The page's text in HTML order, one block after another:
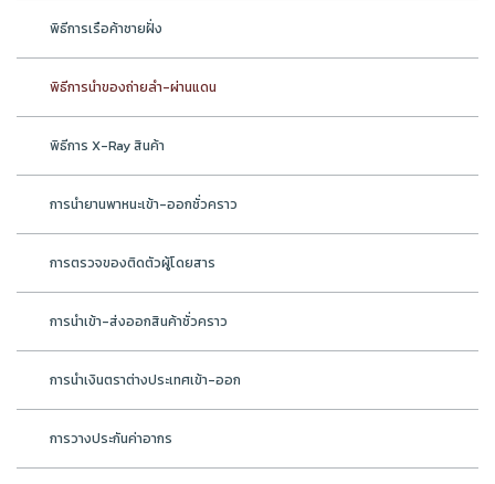
พิธีการเรือค้าชายฝั่ง
พิธีการนำของถ่ายลำ-ผ่านแดน
พิธีการ X-Ray สินค้า
การนำยานพาหนะเข้า-ออกชั่วคราว
การตรวจของติดตัวผู้โดยสาร
การนำเข้า-ส่งออกสินค้าชั่วคราว
การนำเงินตราต่างประเทศเข้า-ออก
การวางประกันค่าอากร